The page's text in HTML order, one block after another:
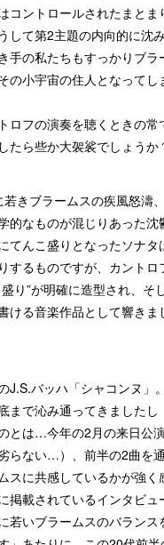
コントロールされたまとま
して第2主題の内向的に沈
手の私たちもすっかりブ
の小宇宙の住人となってし
ロフの演奏を聴くときの
たら些か大袈裟でしょうか
きブラームスの疾風怒濤
的なものが混じりあった
てんこ盛りとなったソナタ
するものですが、カント
り”が明確に造型され、そ
ける音楽作品として響きま
J.S.バッハ「シャコンヌ」
まで沁み通ってきましたし
とは…今年の2月の来日公
らない…）、前半の2曲を
スに共感しているかが強く
掲載されているインタビュ
若いブラームスのバランス